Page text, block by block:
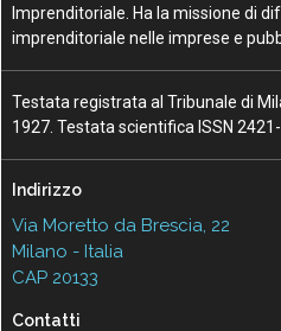
Imprenditoriale. Ha la missione di
imprenditoriale nelle imprese e
Testata registrata al Tribunale di
1927. Testata scientifica ISSN
Indirizzo
Via Moretto da Brescia, 22
Milano - Italia
CAP 20133
Contatti